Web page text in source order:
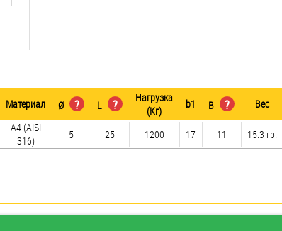
Материал Ø ? L ?
Нагрузка
(Кг)
b1 B ? Вес
A4 (AISI
316)
5 25 1200 17 11 15.3 гр.